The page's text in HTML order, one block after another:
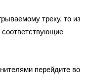
треку, то из
перейдите во